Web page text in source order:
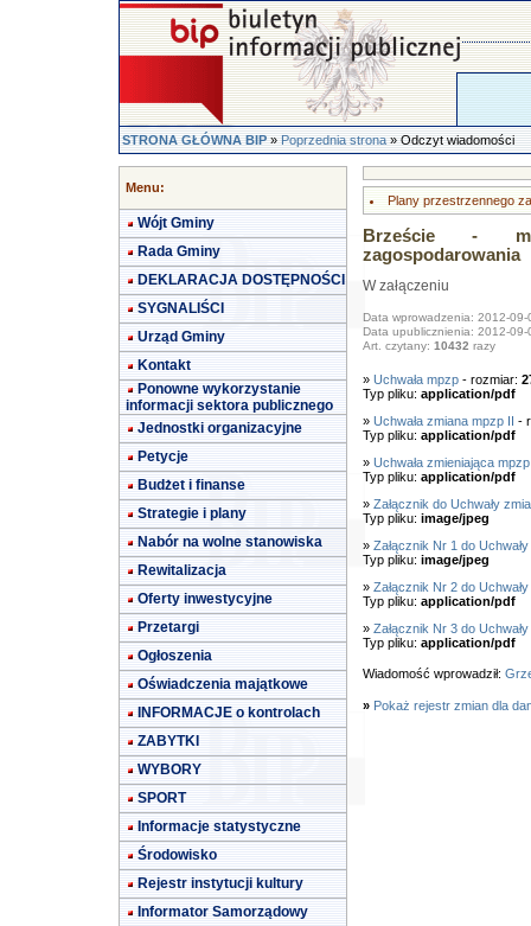
STRONA GŁÓWNA BIP»Poprzednia strona» Odczyt wiadomości
Menu:
Wójt Gminy
Rada Gminy
DEKLARACJA DOSTĘPNOŚCI
SYGNALIŚCI
Urząd Gminy
Kontakt
Ponowne wykorzystanie
informacji sektora publicznego
Jednostki organizacyjne
Petycje
Budżet i finanse
Strategie i plany
Nabór na wolne stanowiska
Rewitalizacja
Oferty inwestycyjne
Przetargi
Ogłoszenia
Oświadczenia majątkowe
INFORMACJE o kontrolach
ZABYTKI
WYBORY
SPORT
Informacje statystyczne
Środowisko
Rejestr instytucji kultury
Informator Samorządowy
Plany przestrzennego
Brzeście -
zagospodarowania
W załączeniu
Data wprowadzenia: 2012-09-
Data upublicznienia: 2012-09-
Art. czytany: 10432 razy
» Uchwała mpzp- rozmiar:
Typ pliku: application/pdf
» Uchwała zmiana mpzp II -
Typ pliku: application/pdf
» Uchwała zmieniająca
Typ pliku: application/pdf
» Załącznik do Uchwały
Typ pliku: image/jpeg
» Załącznik Nr 1 do
Typ pliku: image/jpeg
» Załącznik Nr 2 do Uchwały
Typ pliku: application/pdf
» Załącznik Nr 3 do Uchwały
Typ pliku: application/pdf
Wiadomość wprowadził:
» Pokaż rejestr zmian dla